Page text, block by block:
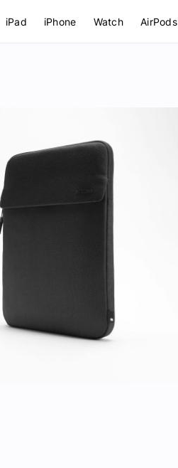
iPad iPhone Watch AirPods